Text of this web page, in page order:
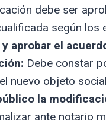
debe ser
según los
aprobar el
Debe constar
nuevo objeto
la
ante notario